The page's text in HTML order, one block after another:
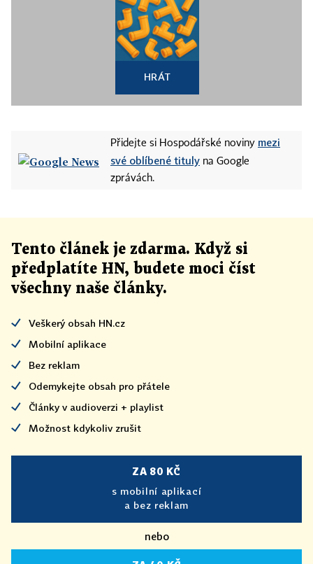
HRÁT
Přidejte si Hospodářské noviny mezi
své oblíbené tituly na Google
zprávách.
Tento článek je zdarma. Když si
předplatíte HN, budete moci číst
všechny naše články.
Veškerý obsah HN.cz
Mobilní aplikace
Bez reklam
Odemykejte obsah pro přátele
Články v audioverzi + playlist
Možnost kdykoliv zrušit
ZA 80 KČ
s mobilní aplikací
a bez reklam
nebo